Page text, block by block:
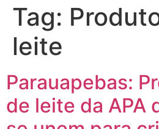
Tag:
leite
Parauapebas:
de leite da APA